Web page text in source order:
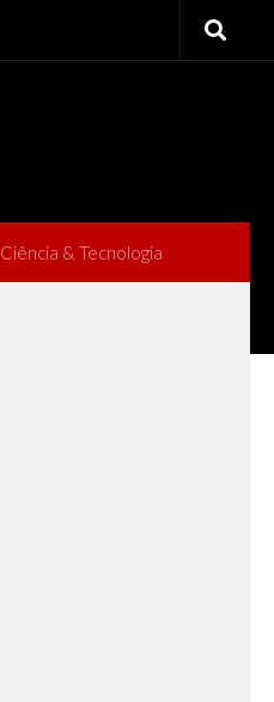
Ciência & Tecnologia